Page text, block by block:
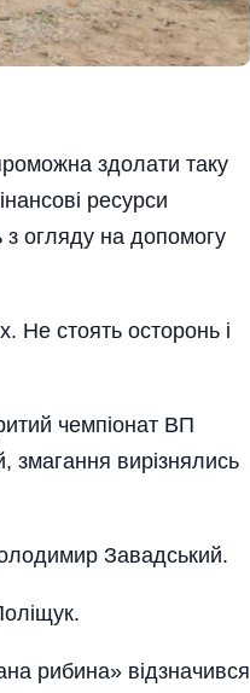
здолати таку
ресурси
з огляду на допомогу
Не стоять осторонь і
чемпіонат ВП
змагання ви­­­­різнялись
Завадський.
рибина» відзначився